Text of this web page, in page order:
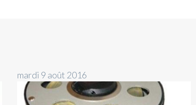
mardi 9 août 2016